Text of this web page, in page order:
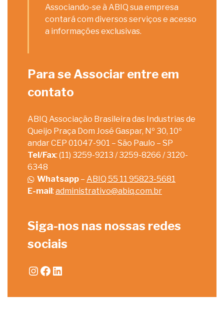
Associando-se à ABIQ sua empresa
contará com diversos serviços e acesso
a informações exclusivas.
Para se Associar entre em
contato
ABIQ Associação Brasileira das Industrias de
Queijo Praça Dom José Gaspar, Nº 30, 10º
andar CEP 01047-901 – São Paulo – SP
Tel/Fax: (11) 3259-9213 / 3259-8266 / 3120-
6348
Whatsapp – ABIQ 55 11 95823-5681
E-mail: administrativo@abiq.com.br
Siga-nos nas nossas redes
sociais
Instagram
Facebook
LinkedIn